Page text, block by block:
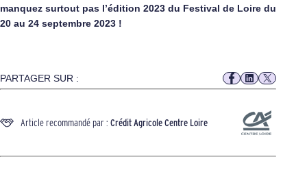
manquez surtout pas l’édition 2023 du Festival de Loire du
20 au 24 septembre 2023 !
PARTAGER SUR :
Article recommandé par : Crédit Agricole Centre Loire